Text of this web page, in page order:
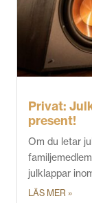
Privat:
present!
Om du letar
julklappar
LÄS MER »